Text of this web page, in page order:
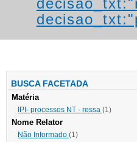
BUSCA FACETADA
Matéria
IPI- processos NT - ressa (1)
Nome Relator
Não Informado (1)